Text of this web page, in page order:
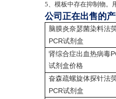
5、模板中存在抑制物。
公司正在出售的
脑膜炎奈瑟菌染料法
PCR试剂盒
肾综合症出血热病毒
试剂盒价格
奋森疏螺旋体探针法
PCR试剂盒